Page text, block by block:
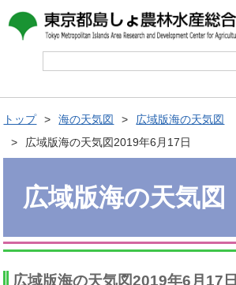
トップ 海の天気図
広域版海の天気図
広域版海の天気図2019年6月17日
広域版海の天気図
広域版海の天気図2019年6月17日